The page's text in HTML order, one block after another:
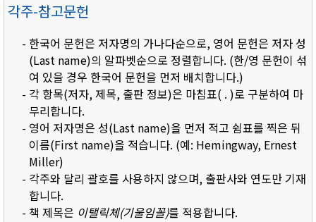
각주-참고문헌
- 한국어 문헌은 저자명의 가나다순으로, 영어 문헌은 저자 성
(Last name)의 알파벳순으로 정렬합니다. (한/영 문헌이 섞
여 있을 경우 한국어 문헌을 먼저 배치합니다.)
- 각 항목(저자, 제목, 출판 정보)은 마침표( . )로 구분하여 마
무리합니다.
- 영어 저자명은 성(Last name)을 먼저 적고 쉼표를 찍은 뒤
이름(First name)을 적습니다. (예: Hemingway, Ernest
Miller)
- 각주와 달리 괄호를 사용하지 않으며, 출판사와 연도만 기재
합니다.
- 책 제목은 이탤릭체(기울임꼴)를 적용합니다.